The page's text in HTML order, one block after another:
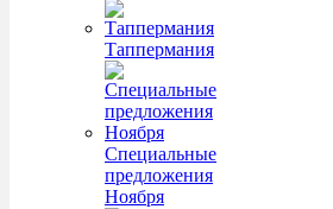
Таппермания
Специальные
предложения
Ноября